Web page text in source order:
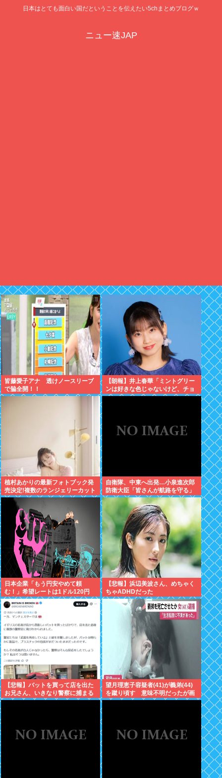
日本はとても面白い国だということを伝えたい5chまとめブログｗ
ニュー速JAP
皆藤愛子アナ 透けノースリーブ
で脇全開！！
【朗報】井上春華「ミントグリー
ンは好きな色じゃないけど、チョ
コミントは好きなのでまぁいいか
植村あかりの最新フォトブック発
売決定!複数のランジェリーカット
あり
自衛隊、中東へ出発…小泉進次郎
防衛大臣「皆さんが航路を守る」
日本企業「もう円安やめて頼
む！」希望レートは1ドル120円
現実は160円前後「輸出企業まで
悲鳴」
【悲報】浜辺美波さん、めちゃく
ちゃADHDだった
【悲報】バットを買って店を出た
お兄さん、いきなり警察に捕まる
www
望月理恵子容疑者(41)が義弟(44)
を蹴り頃す 意味不明だったが画
像みて納得・・・